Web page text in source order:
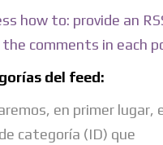
how to: provide an
comments in each
del feed:
en primer lugar,
categoría (ID) que